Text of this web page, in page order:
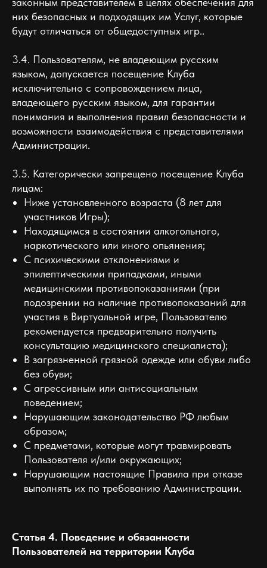
них безопасных и подходящих им Услуг, которые
будут отличаться от общедоступных игр..
3.4. Пользователям, не владеющим русским
языком, допускается посещение Клуба
исключительно с сопровождением лица,
владеющего русским языком, для гарантии
понимания и выполнения правил безопасности и
возможности взаимодействия с представителями
Администрации.
3.5. Категорически запрещено посещение Клуба
лицам:
Ниже установленного возраста (8 лет для
участников Игры);
Находящимся в состоянии алкогольного,
наркотического или иного опьянения;
С психическими отклонениями и
эпилептическими припадками, иными
медицинскими противопоказаниями (при
подозрении на наличие противопоказаний для
участия в Виртуальной игре, Пользователю
рекомендуется предварительно получить
консультацию медицинского специалиста);
В загрязненной грязной одежде или обуви либо
без обуви;
С агрессивным или антисоциальным
поведением;
Нарушающим законодательство РФ любым
образом;
С предметами, которые могут травмировать
Пользователя и/или окружающих;
Нарушающим настоящие Правила при отказе
выполнять их по требованию Администрации.
Статья 4. Поведение и обязанности
Пользователей на территории Клуба